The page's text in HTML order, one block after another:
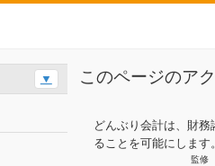
このページのア
どんぶり会計は、財
ることを可能にします
監修
▼